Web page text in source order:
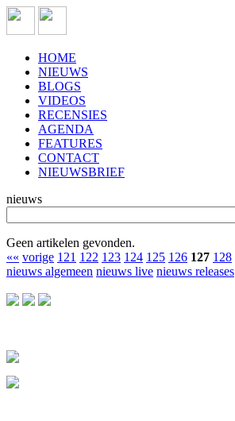
HOME
NIEUWS
BLOGS
VIDEOS
RECENSIES
AGENDA
FEATURES
CONTACT
NIEUWSBRIEF
nieuws
Geen artikelen gevonden.
«« vorige 121 122 123 124 125 126 127 128
nieuws algemeen nieuws live nieuws releases